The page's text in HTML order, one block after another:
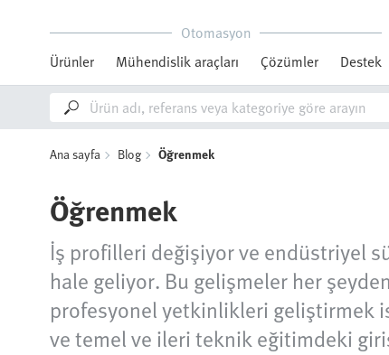
Otomasyon
Ürünler
Mühendislik araçları Çözümler Destek
Ana sayfa Blog Öğrenmek
Öğrenmek
İş profilleri değişiyor ve endüstriyel
hale geliyor. Bu gelişmeler her
profesyonel yetkinlikleri geliştirmek
ve temel ve ileri teknik eğitimdeki